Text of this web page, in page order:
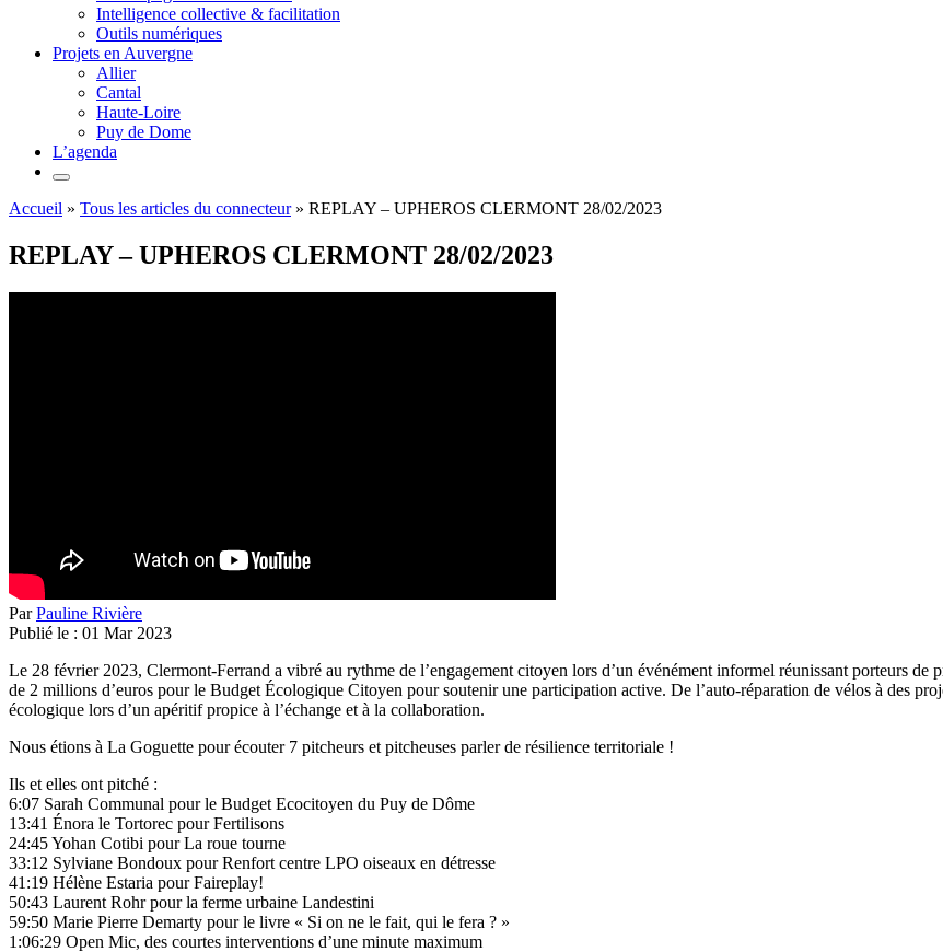
Intelligence collective & facilitation
Outils numériques
Projets en Auvergne
Allier
Cantal
Haute-Loire
Puy de Dome
L’agenda
Accueil » Tous les articles du connecteur» REPLAY – UPHEROS CLERMONT 28/02/2023
REPLAY – UPHEROS CLERMONT 28/02/2023
ParPauline Rivière
Publié le : 01 Mar 2023
Le 28 février 2023, Clermont-Ferrand a vibré au rythme de l’engagement citoyen lors d’un événément informel réunissant porteurs
de 2 millions d’euros pour le Budget Écologique Citoyen pour soutenir une participation active. De l’auto-réparation de vélos à des
écologique lors d’un apéritif propice à l’échange et à la collaboration.
Nous étions à La Goguette pour écouter 7 pitcheurs et pitcheuses parler de résilience territoriale !
Ils et elles ont pitché :
6:07 Sarah Communal pour le Budget Ecocitoyen du Puy de Dôme
13:41 Énora le Tortorec pour Fertilisons
24:45 Yohan Cotibi pour La roue tourne
33:12 Sylviane Bondoux pour Renfort centre LPO oiseaux en détresse
41:19 Hélène Estaria pour Faireplay!
50:43 Laurent Rohr pour la ferme urbaine Landestini
59:50 Marie Pierre Demarty pour le livre « Si on ne le fait, qui le fera ? »
1:06:29 Open Mic, des courtes interventions d’une minute maximum